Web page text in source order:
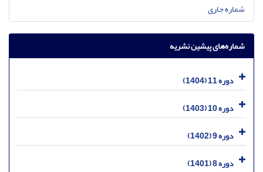
شماره جاری
شماره‌های پیشین نشریه
دوره 11 (1404)
دوره 10 (1403)
دوره 9 (1402)
دوره 8 (1401)